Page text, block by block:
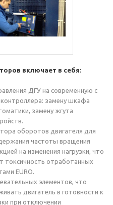
включает в себя:
ДГУ на современную с
замену шкафа
замену жгута
оборотов двигателя для
частоты вращения
на изменения нагрузки, что
токсичность отработанных
EURO.
элементов, что
двигатель в готовности к
при отключении